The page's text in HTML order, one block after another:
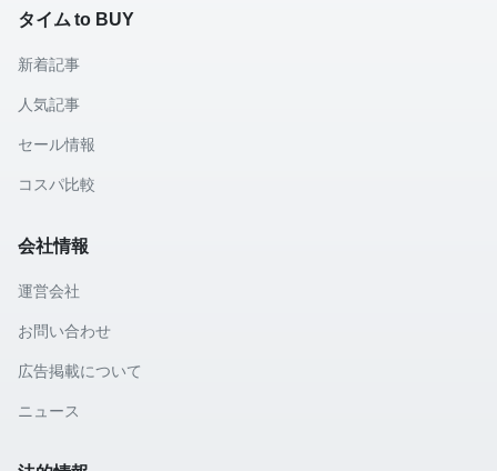
タイム to BUY
新着記事
人気記事
セール情報
コスパ比較
会社情報
運営会社
お問い合わせ
広告掲載について
ニュース